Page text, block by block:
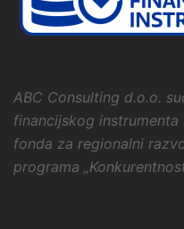
ABC Consulting d.o.o.
financijskog
fonda za regionalni
programa